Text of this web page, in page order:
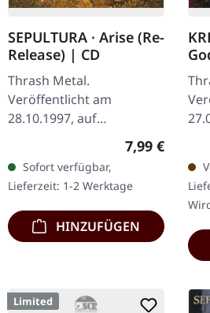
SEPULTURA · Arise (Re-
Release) | CD
Thrash Metal.
Veröffentlicht am
28.10.1997, auf
Roadrunner Records. Re-
Mastering im Jewelcase
mit 16-seitigem Booklet.
Als…
Regulärer
7,99 €
Sofort verfügbar,
Lieferzeit: 1-2 Werktage
HINZUFÜGEN
CD
Limited